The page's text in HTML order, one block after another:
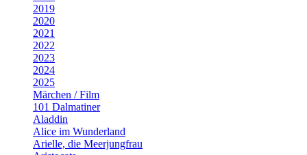
2019
2020
2021
2022
2023
2024
2025
Märchen / Film
101 Dalmatiner
Aladdin
Alice im Wunderland
Arielle, die Meerjungfrau